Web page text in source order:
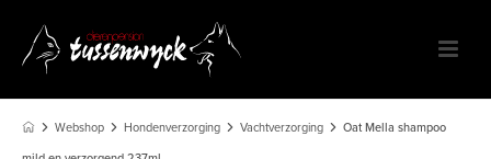
Webshop Hondenverzorging Vachtverzorging Oat Mella shampoo